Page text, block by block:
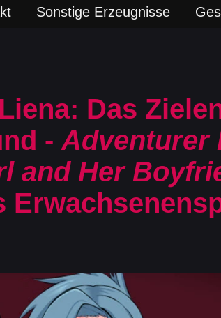
Sonstige Erzeugnisse
Das
- Adventurer
and Her